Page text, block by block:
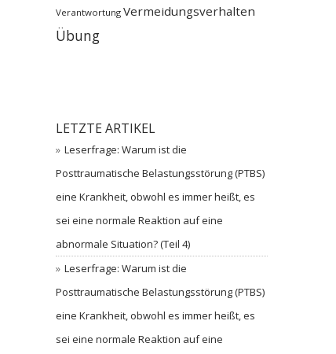
Verantwortung Vermeidungsverhalten
Übung
LETZTE ARTIKEL
Leserfrage: Warum ist die
Posttraumatische Belastungsstörung (PTBS)
eine Krankheit, obwohl es immer heißt, es
sei eine normale Reaktion auf eine
abnormale Situation? (Teil 4)
Leserfrage: Warum ist die
Posttraumatische Belastungsstörung (PTBS)
eine Krankheit, obwohl es immer heißt, es
sei eine normale Reaktion auf eine